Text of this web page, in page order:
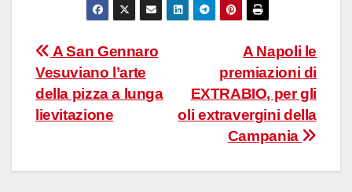
Navigazione
articoli
A Napoli le
premiazioni di
EXTRABIO, per gli
oli extravergini della
Campania
A San Gennaro
Vesuviano l’arte
della pizza a lunga
lievitazione